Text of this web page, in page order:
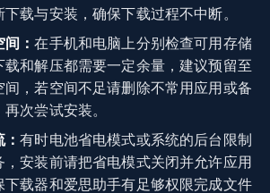
载与安装，确保下载过程不中断。
间：在手机和电脑上分别检查可用存储
载和解压都需要一定余量，建议预留至
间，若空间不足请删除不常用应用或备
次尝试安装。
：有时电池省电模式或系统的后台限制
，安装前请把省电模式关闭并允许应用
下载器和爱思助手有足够权限完成文件